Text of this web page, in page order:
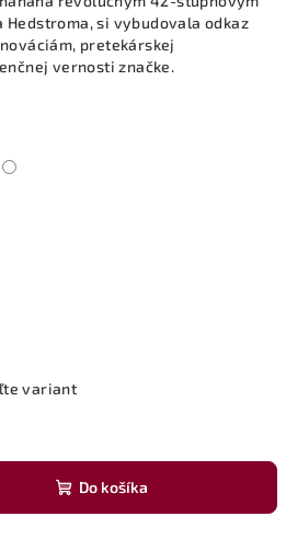
Hedstroma, si vybudovala odkaz
pretekárskej
vernosti značke.
variant
Do košíka